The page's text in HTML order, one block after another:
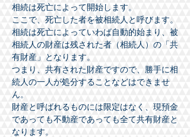
相続は死亡によって開始します。
ここで、死亡した者を被相続人と呼びます。
相続は死亡によっていわば自動的始まり、被
相続人の財産は残された者（相続人）の「共
有財産」となります。
つまり、共有された財産ですので、勝手に相
続人の一人が処分することなどはできませ
ん。
財産と呼ばれるものには限定はなく、現預金
であっても不動産であっても全て共有財産と
なります。